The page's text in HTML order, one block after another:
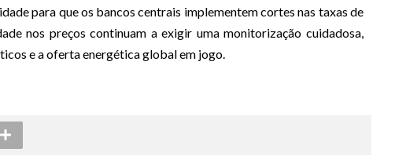
para que os bancos centrais implementem cortes nas taxas de
nos preços continuam a exigir uma monitorização cuidadosa,
e a oferta energética global em jogo.